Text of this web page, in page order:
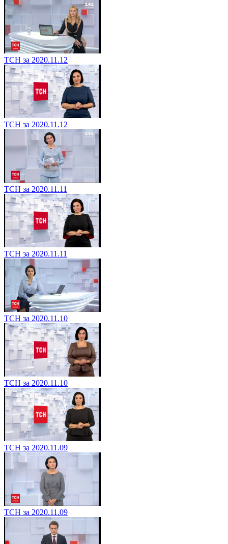
ТСН за 2020.11.12
ТСН за 2020.11.12
ТСН за 2020.11.11
ТСН за 2020.11.11
ТСН за 2020.11.10
ТСН за 2020.11.10
ТСН за 2020.11.09
ТСН за 2020.11.09